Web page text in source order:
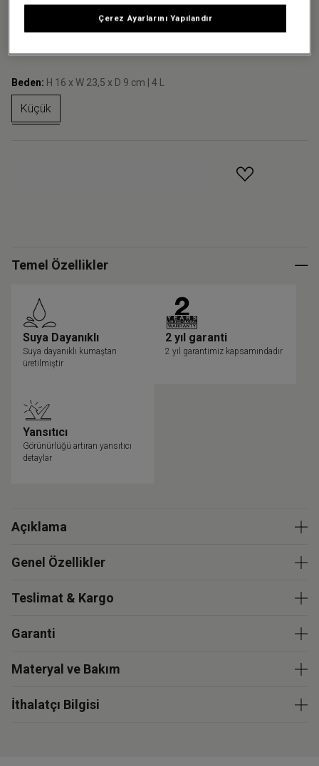
Beden: H 16 x W 23,5 x D 9 cm | 4 L
Küçük
Temel Özellikler
Suya Dayanıklı
Suya dayanıklı kumaştan
üretilmiştir
2 yıl garanti
2 yıl garantimiz kapsamındadır
Yansıtıcı
Görünürlüğü artıran yansıtıcı
detaylar
Açıklama
Genel Özellikler
Teslimat & Kargo
Garanti
Materyal ve Bakım
İthalatçı Bilgisi
Çerez Ayarlarını Yapılandır